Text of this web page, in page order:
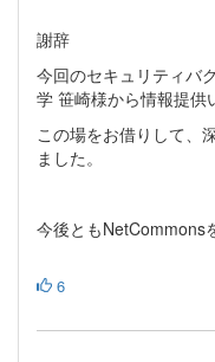
謝辞
今回のセキュリティバ
学 笹崎様から情報提供
この場をお借りして、
ました。
今後ともNetCommons
6